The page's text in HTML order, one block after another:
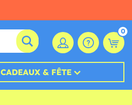
0
CADEAUX & FÊTE